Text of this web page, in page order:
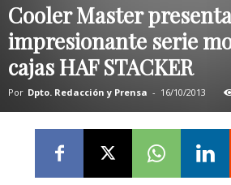
Cooler Master
impresionante serie
cajas HAF STACKER
Por Dpto. Redacción y Prensa - 16/10/2013